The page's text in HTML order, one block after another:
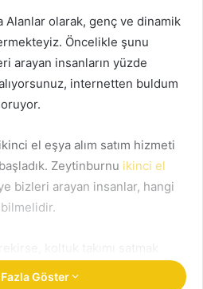
Alanlar olarak, genç ve dinamik
Öncelikle şunu
arayan insanların yüzde
internetten buldum
el eşya alım satım hizmeti
Zeytinburnu ikinci el
bizleri arayan insanlar, hangi
çalıştığınız koltuk takımın da,
Göster